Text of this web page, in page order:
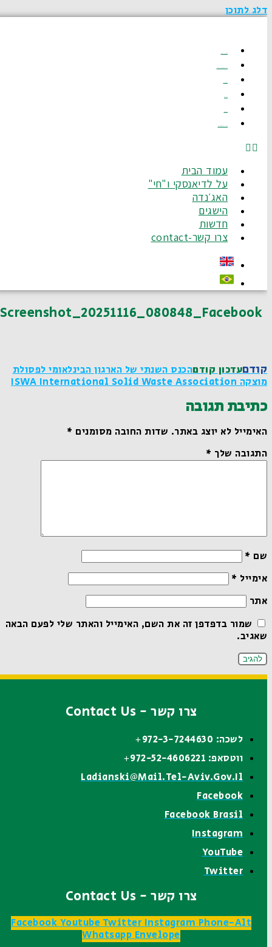
דלג לתוכן
עמוד הבית
על לדיאנסקי ו"חי"
האג׳נדה
הישגים
חדשות
צרו קשר-contact
Screenshot_20251116_080848_Facebook
קודםעדכון קודםהכנס השנתי של הארגון הבינלאומי לפסולת
מוצקה ISWA International Solid Waste Association
כתיבת תגובה
האימייל לא יוצג באתר.שדות החובה מסומנים*
התגובה שלך*
שם*
אימייל*
אתר
שמור בדפדפן זה את השם, האימייל והאתר שלי לפעם הבאה
שאגיב.
צרו קשר - Contact Us
לשכה: 972-3-7244630+
ווטסאפ: 972-52-4606221+
Ladianski@mail.tel-Aviv.gov.il
Facebook
Facebook Brasil
Instagram
YouTube
Twitter
צרו קשר - Contact Us
FacebookYoutubeTwitterInstagramPhone-Alt
WhatsappEnvelope